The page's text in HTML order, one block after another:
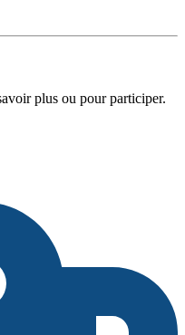
plus ou pour participer.